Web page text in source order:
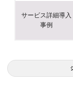
サービス詳細導入
事例